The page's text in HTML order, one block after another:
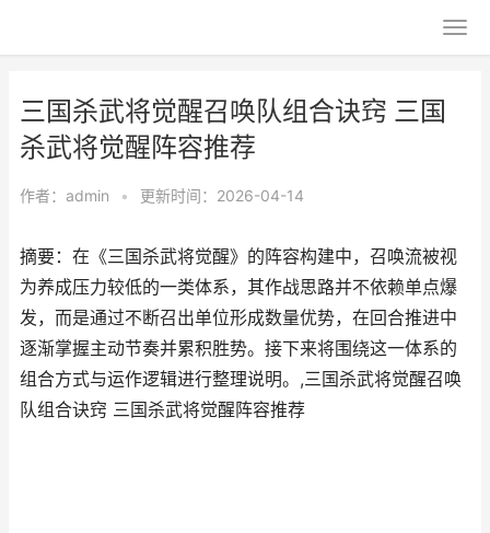
三国杀武将觉醒召唤队组合诀窍 三国
杀武将觉醒阵容推荐
作者： admin • 更新时间：2026-04-14
摘要：在《三国杀武将觉醒》的阵容构建中，召唤流被视
为养成压力较低的一类体系，其作战思路并不依赖单点爆
发，而是通过不断召出单位形成数量优势，在回合推进中
逐渐掌握主动节奏并累积胜势。接下来将围绕这一体系的
组合方式与运作逻辑进行整理说明。,三国杀武将觉醒召唤
队组合诀窍 三国杀武将觉醒阵容推荐